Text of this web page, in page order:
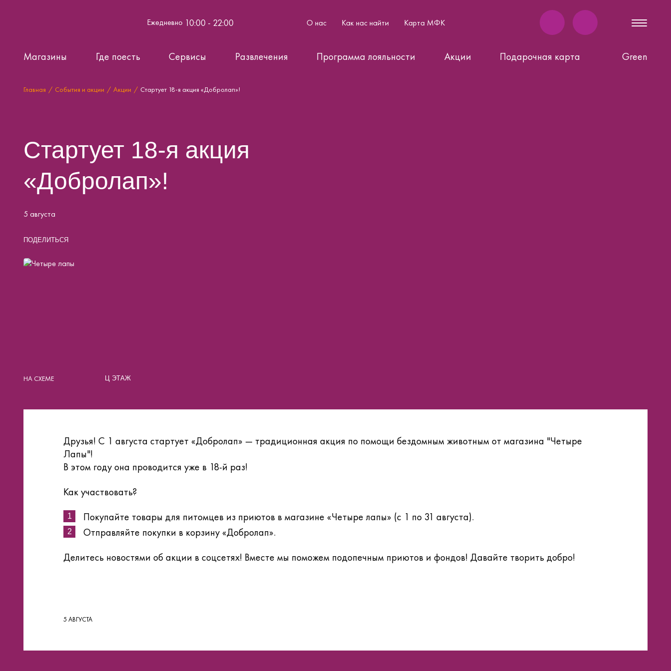
Ежедневно 10:00 - 22:00 О нас Как нас найти Карта МФК
Магазины Где поесть Сервисы Развлечения Программа лояльности Акции Подарочная карта Green
Главная События и акции Акции Стартует 18-я акция «Добролап»!
Стартует 18-я акция
«Добролап»!
5 августа
ПОДЕЛИТЬСЯ
НА СХЕМЕ Ц ЭТАЖ
Друзья! С 1 августа стартует «Добролап» — традиционная акция по помощи бездомным животным от магазина "Четыре
Лапы"!
В этом году она проводится уже в 18-й раз!
Как участвовать?
Покупайте товары для питомцев из приютов в магазине «Четыре лапы» (с 1 по 31 августа).
Отправляйте покупки в корзину «Добролап».
Делитесь новостями об акции в соцсетях! Вместе мы поможем подопечным приютов и фондов! Давайте творить добро!
5 АВГУСТА